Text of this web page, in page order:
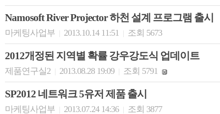
Namosoft River Projector 하천 설계 프로그램 출시
마케팅사업부 | 2013.10.14 11:51 | 조회 5673
2012개정된 지역별 확률 강우강도식 업데이트
제품연구실2 | 2013.08.28 19:09 | 조회 5791
SP2012 네트워크 5유저 제품 출시
마케팅사업부 | 2013.07.24 14:36 | 조회 3877